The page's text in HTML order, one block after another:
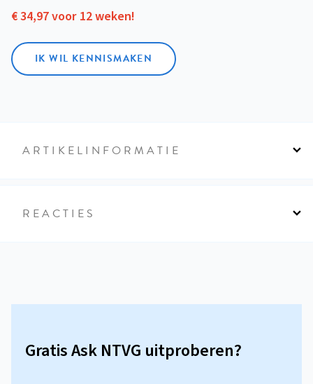
€ 34,97 voor 12 weken!
IK WIL KENNISMAKEN
ARTIKELINFORMATIE
REACTIES
Gratis Ask NTVG uitproberen?